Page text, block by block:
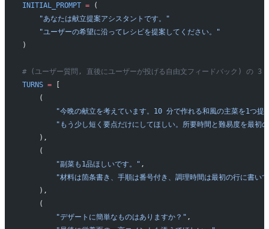
INITIAL_PROMPT = (
    "あなたは献立提案アシスタントです。"
    "ユーザーの希望に沿ってレシピを提案してください。"
)
# (ユーザー質問, 直後にユーザーが投げる自由文フィードバック) の 3
TURNS = [
    (
"今晩の献立を考えています。10 分で作れる和風の主菜を1つ提
"もう少し短く要点だけにしてほしい。所要時間と難易度を最初
    ),
    (
        "副菜も1品ほしいです。"
,
"材料は箇条書き、手順は番号付き、調理時間は最初の行に書い
    ),
    (
        "デザートに簡単なものはありますか？"
,